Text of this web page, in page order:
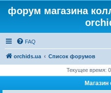
форум магазина
FAQ
orchids.ua Список форумов
Текущее время:
Магазин